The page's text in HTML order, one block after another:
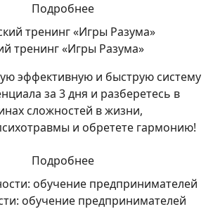
Подробнее
тренинг «Игры Разума»
эффективную и быструю систему
за 3 дня и разберетесь в
сложностей в жизни,
и обретете гармонию!
Подробнее
обучение предпринимателей